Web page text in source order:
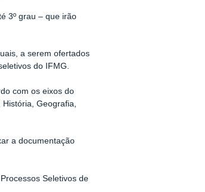
3º grau – que irão
a serem ofertados
do IFMG.
com os eixos do
Geografia,
a documentação
Seletivos de